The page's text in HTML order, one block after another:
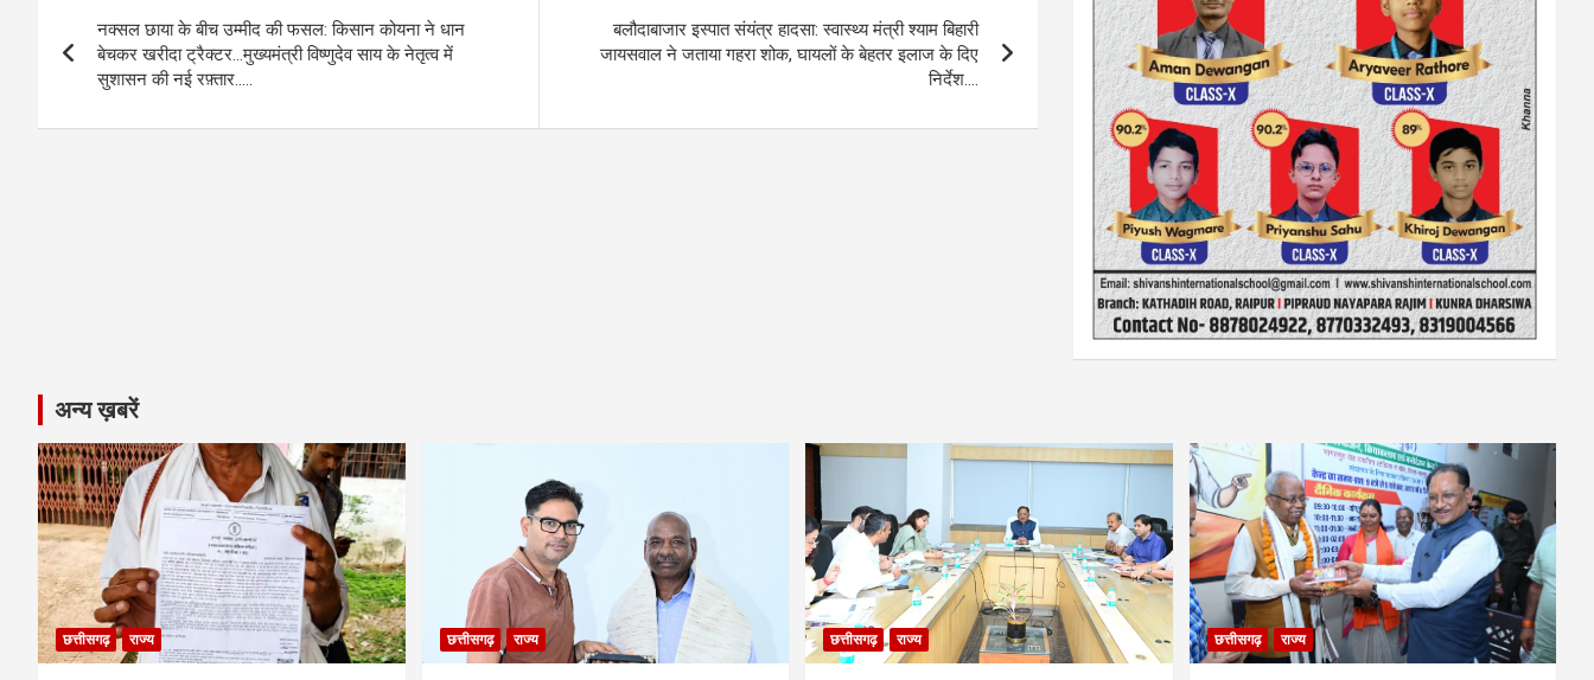
o
o
k
g
er
A
p
p
a
m
n
k
navigation
नक्सल छाया के बीच उम्मीद की फसल: किसान कोयना ने धान
बेचकर खरीदा ट्रैक्टर…मुख्यमंत्री विष्णुदेव साय के नेतृत्व में
सुशासन की नई रफ़्तार…..
बलौदाबाजार इस्पात संयंत्र हादसा: स्वास्थ्य मंत्री श्याम बिहारी
जायसवाल ने जताया गहरा शोक, घायलों के बेहतर इलाज के दिए
निर्देश….
अन्य ख़बरें
छत्तीसगढ़ राज्य छत्तीसगढ़ राज्य छत्तीसगढ़ राज्य छत्तीसगढ़ राज्य